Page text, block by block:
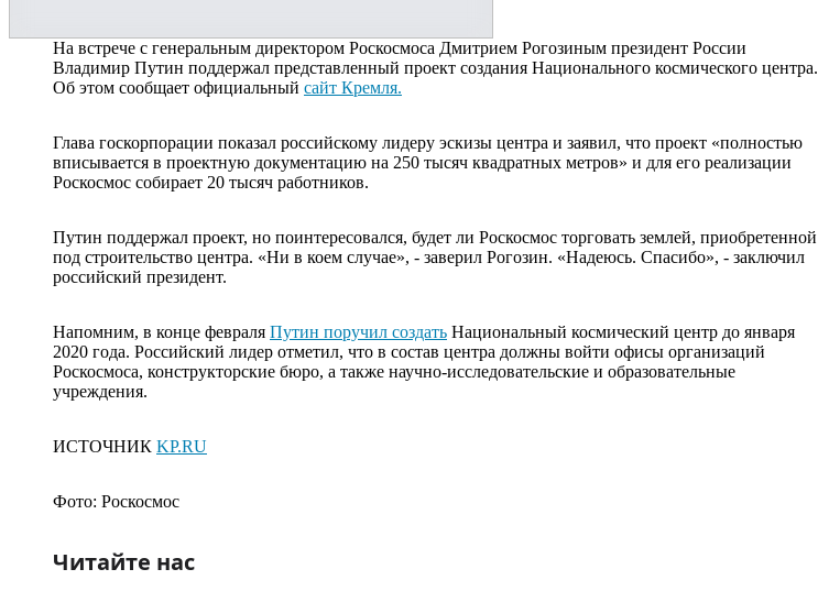
На встрече с генеральным директором Роскосмоса Дмитрием Рогозиным президент России
Владимир Путин поддержал представленный проект создания Национального космического центра.
Об этом сообщает официальный сайт Кремля.
Глава госкорпорации показал российскому лидеру эскизы центра и заявил, что проект «полностью
вписывается в проектную документацию на 250 тысяч квадратных метров» и для его реализации
Роскосмос собирает 20 тысяч работников.
Путин поддержал проект, но поинтересовался, будет ли Роскосмос торговать землей, приобретенной
под строительство центра. «Ни в коем случае», - заверил Рогозин. «Надеюсь. Спасибо», - заключил
российский президент.
Напомним, в конце февраля Путин поручил создать Национальный космический центр до января
2020 года. Российский лидер отметил, что в состав центра должны войти офисы организаций
Роскосмоса, конструкторские бюро, а также научно-исследовательские и образовательные
учреждения.
ИСТОЧНИК KP.RU
Фото: Роскосмос
Читайте нас